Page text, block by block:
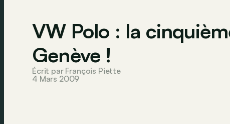
VW Polo : la
Genève !
Écrit par François Piette
4 Mars 2009